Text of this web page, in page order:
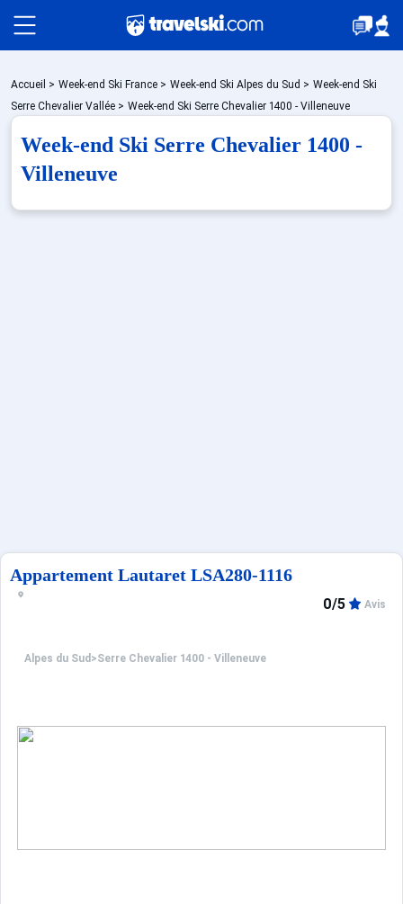
Packages
Stations
Hébergements
Accueil > Week-end Ski France > Week-end Ski Alpes du Sud > Week-end Ski
Serre Chevalier Vallée > Week-end Ski Serre Chevalier 1400 - Villeneuve
Week-end Ski Serre Chevalier 1400 -
Villeneuve
Appartement Lautaret LSA280-1116
Alpes du Sud >Serre Chevalier 1400 - Villeneuve
0/5 Avis